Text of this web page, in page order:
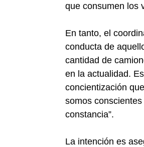
que consumen los
En tanto, el
conducta de
cantidad de
en la actualidad.
concientización
somos
constancia”.
La intención es